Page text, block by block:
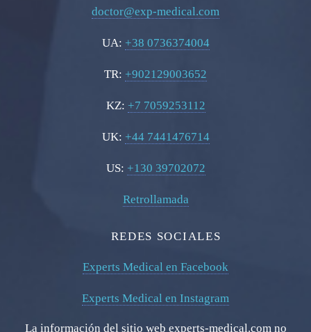
doctor@exp-medical.com
UA: +38 0736374004
TR: +902129003652
KZ: +7 7059253112
UK: +44 7441476714
US: +130 39702072
Retrollamada
REDES SOCIALES
Experts Medical en Facebook
Experts Medical en Instagram
La información del sitio web experts-medical.com no